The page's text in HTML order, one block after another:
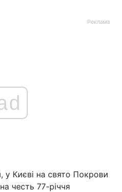
Реклама
у Києві на свято Покрови
честь 77-річчя